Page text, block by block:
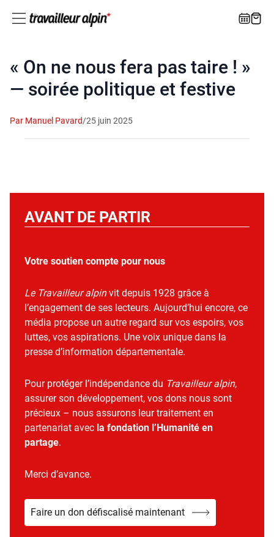
« On ne nous fera pas taire ! »
— soirée politique et festive
Par Manuel Pavard/25 juin 2025
AVANT DE PARTIR
Votre soutien compte pour nous
Le Travailleur alpinvit depuis 1928 grâce à
l’engagement de ses lecteurs. Aujourd’hui encore, ce
média propose un autre regard sur vos espoirs, vos
luttes, vos aspirations. Une voix unique dans la
presse d’information départementale.
Pour protéger l’indépendance du Travailleur alpin,
assurer son développement, vos dons nous sont
précieux – nous assurons leur traitement en
partenariat avec la fondation l’Humanité en
partage.
Merci d’avance.
Faire un don défiscalisé maintenant